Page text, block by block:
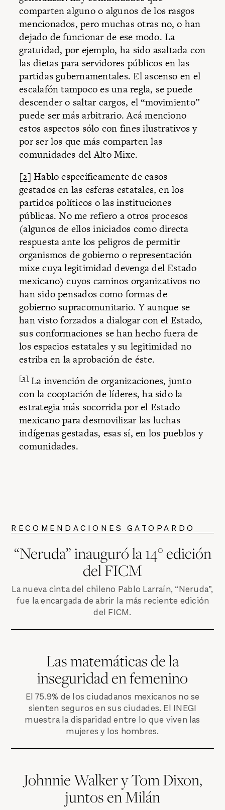
comparten alguno o algunos de los rasgos
mencionados, pero muchas otras no, o han
dejado de funcionar de ese modo. La
gratuidad, por ejemplo, ha sido asaltada con
las dietas para servidores públicos en las
partidas gubernamentales. El ascenso en el
escalafón tampoco es una regla, se puede
descender o saltar cargos, el “movimiento”
puede ser más arbitrario. Acá menciono
estos aspectos sólo con fines ilustrativos y
por ser los que más comparten las
comunidades del Alto Mixe.
[2] Hablo específicamente de casos
gestados en las esferas estatales, en los
partidos políticos o las instituciones
públicas. No me refiero a otros procesos
(algunos de ellos iniciados como directa
respuesta ante los peligros de permitir
organismos de gobierno o representación
mixe cuya legitimidad devenga del Estado
mexicano) cuyos caminos organizativos no
han sido pensados como formas de
gobierno supracomunitario. Y aunque se
han visto forzados a dialogar con el Estado,
sus conformaciones se han hecho fuera de
los espacios estatales y su legitimidad no
estriba en la aprobación de éste.
[3]La invención de organizaciones, junto
con la cooptación de líderes, ha sido la
estrategia más socorrida por el Estado
mexicano para desmovilizar las luchas
indígenas gestadas, esas sí, en los pueblos y
comunidades.
RECOMENDACIONES GATOPARDO
“Neruda” inauguró la 14° edición
del FICM
La nueva cinta del chileno Pablo Larraín, “Neruda”,
fue la encargada de abrir la más reciente edición
del FICM.
Las matemáticas de la
inseguridad en femenino
El 75.9% de los ciudadanos mexicanos no se
sienten seguros en sus ciudades. El INEGI
muestra la disparidad entre lo que viven las
mujeres y los hombres.
Johnnie Walker y Tom Dixon,
juntos en Milán